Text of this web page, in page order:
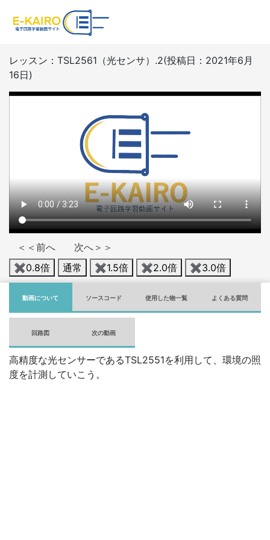
レッスン：TSL2561（光センサ）.2(投稿日：2021年6月
16日)
＜＜前へ
次へ＞＞
✖︎0.8倍
通常 ✖︎1.5倍 ✖︎2.0倍 ✖︎3.0倍
動画について ソースコード 使用した物一覧 よくある質問
回路図 次の動画
高精度な光センサーであるTSL2551を利用して、環境の照
度を計測していこう。